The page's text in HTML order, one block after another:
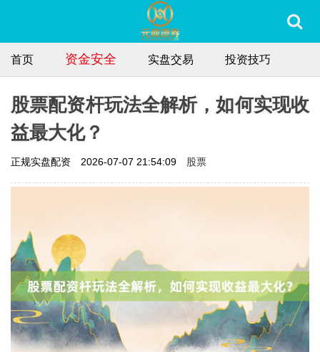
首页 资金安全 实盘交易 投资技巧
股票配资杆玩法全解析，如何实现收
益最大化？
正规实盘配资 2026-07-07 21:54:09 股票